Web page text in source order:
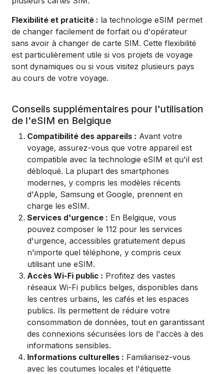
Flexibilité et praticité : la technologie eSIM permet
de changer facilement de forfait ou d'opérateur
sans avoir à changer de carte SIM. Cette flexibilité
est particulièrement utile si vos projets de voyage
sont dynamiques ou si vous visitez plusieurs pays
au cours de votre voyage.
Conseils supplémentaires pour l'utilisation
de l'eSIM en Belgique
Compatibilité des appareils : Avant votre
voyage, assurez-vous que votre appareil est
compatible avec la technologie eSIM et qu'il est
débloqué. La plupart des smartphones
modernes, y compris les modèles récents
d'Apple, Samsung et Google, prennent en
charge les eSIM.
Services d'urgence : En Belgique, vous
pouvez composer le 112 pour les services
d'urgence, accessibles gratuitement depuis
n'importe quel téléphone, y compris ceux
utilisant une eSIM.
Accès Wi-Fi public : Profitez des vastes
réseaux Wi-Fi publics belges, disponibles dans
les centres urbains, les cafés et les espaces
publics. Ils permettent de réduire votre
consommation de données, tout en garantissant
des connexions sécurisées lors de l'accès à des
informations sensibles.
Informations culturelles : Familiarisez-vous
avec les coutumes locales et l'étiquette